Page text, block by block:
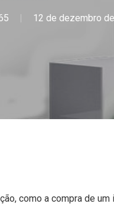
12 de dezembro
como a compra de um